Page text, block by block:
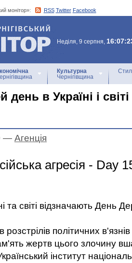
монітор»: RSS Twitter Facebook
монітор»
Неділя, 9 серпня,
Культурна
Чернігівщина
в Україні і світі
— Агенцiя
агресія - Day
та світі відзначають День
політичних
жертв цього злочину
інститут